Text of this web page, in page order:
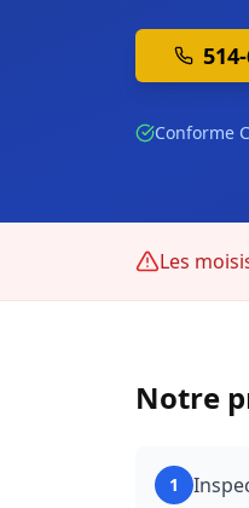
Conforme
Les
Notre
1